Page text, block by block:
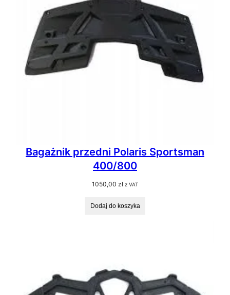
Bagażnik przedni Polaris Sportsman
400/800
1050,00 zł z VAT
Dodaj do koszyka